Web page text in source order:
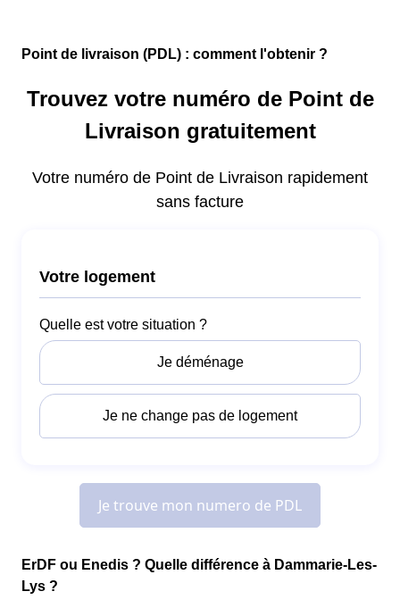
Point de livraison (PDL) : comment l'obtenir ?
ErDF ou Enedis ? Quelle différence à Dammarie-Les-
Lys ?